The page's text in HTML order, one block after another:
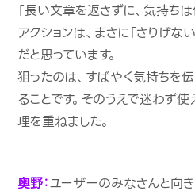
「長い文章を返さずに、気持ち
アクションは、まさに「さりげ
だと思っています。
狙ったのは、すばやく気持ちを
ることです。そのうえで迷わず
理を重ねました。
奥野：ユーザーのみなさんと向